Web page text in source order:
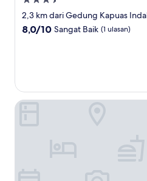
bintang
3.5
2,3 km dari Gedung Kapuas
8.0
ulasan)
8,0/10 Sangat Baik (1 ulasan)
ibis Pontianak City Center